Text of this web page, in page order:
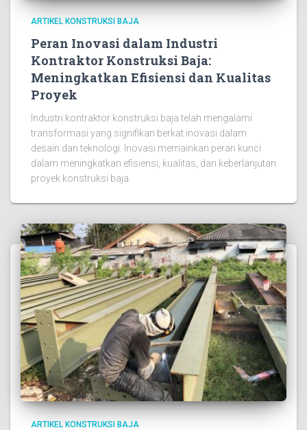
ARTIKEL KONSTRUKSI BAJA
Peran Inovasi dalam Industri
Kontraktor Konstruksi Baja:
Meningkatkan Efisiensi dan Kualitas
Proyek
Industri kontraktor konstruksi baja telah mengalami
transformasi yang signifikan berkat inovasi dalam
desain dan teknologi. Inovasi memainkan peran kunci
dalam meningkatkan efisiensi, kualitas, dan keberlanjutan
proyek konstruksi baja.
ARTIKEL KONSTRUKSI BAJA